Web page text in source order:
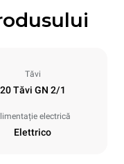
Tăvi
20 Tăvi GN 2/1
electrică
Elettrico